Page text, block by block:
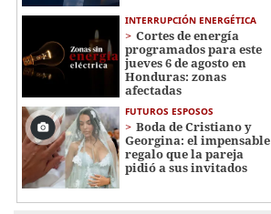
INTERRUPCIÓN ENERGÉTICA
Cortes de energía
programados para este
jueves 6 de agosto en
Honduras: zonas
afectadas
FUTUROS ESPOSOS
Boda de Cristiano y
Georgina: el impensable
regalo que la pareja
pidió a sus invitados